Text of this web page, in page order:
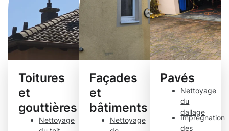
Toitures
et
gouttières
Nettoyage
Façades
et
bâtiments
Nettoyage
Pavés
Nettoyage
du
dallage
Imprégnation
des